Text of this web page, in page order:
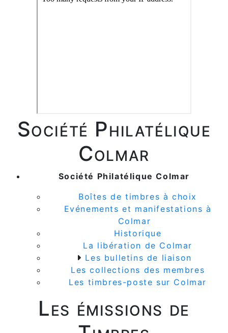
Société Philatélique
Colmar
Société Philatélique Colmar
Boîtes de timbres à choix
Evénements et manifestations à
Colmar
Historique
La libération de Colmar
Les bulletins de liaison
Les collections des membres
Les timbres-poste sur Colmar
Les émissions de